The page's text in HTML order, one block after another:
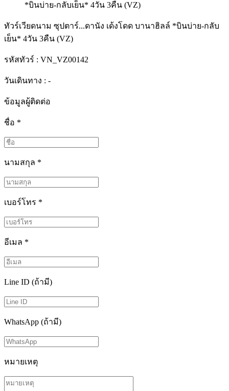
ทัวร์เวียดนาม ซุปตาร์...ดานัง เด้งโดด บานาฮิลล์ *บินบ่าย-กลับ
เย็น* 4วัน 3คืน (VZ)
รหัสทัวร์ : VN_VZ00142
วันเดินทาง : -
ข้อมูลผู้ติดต่อ
ชื่อ *
นามสกุล *
เบอร์โทร *
อีเมล *
Line ID (ถ้ามี)
WhatsApp (ถ้ามี)
หมายเหตุ